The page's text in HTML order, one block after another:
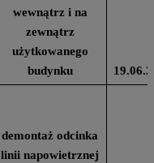
wewnątrz i na
zewnątrz
użytkowanego
budynku
demontaż odcinka
linii napowietrznej